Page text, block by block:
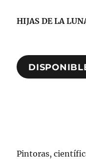
HIJAS DE LA
Pintoras,